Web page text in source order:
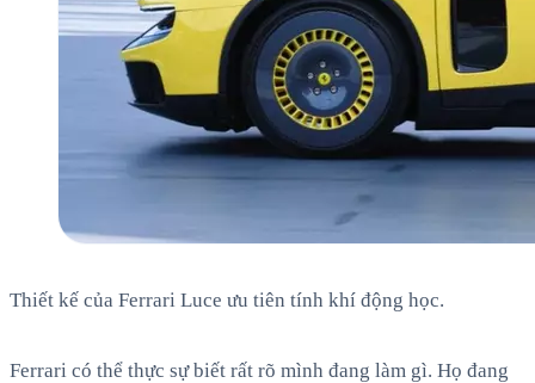
Thiết kế của Ferrari Luce ưu tiên tính khí động học.
Ferrari có thể thực sự biết rất rõ mình đang làm gì. Họ đang